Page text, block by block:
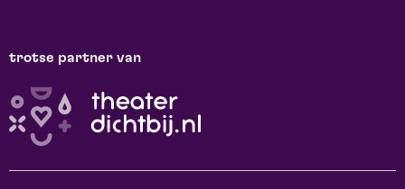
trotse partner van